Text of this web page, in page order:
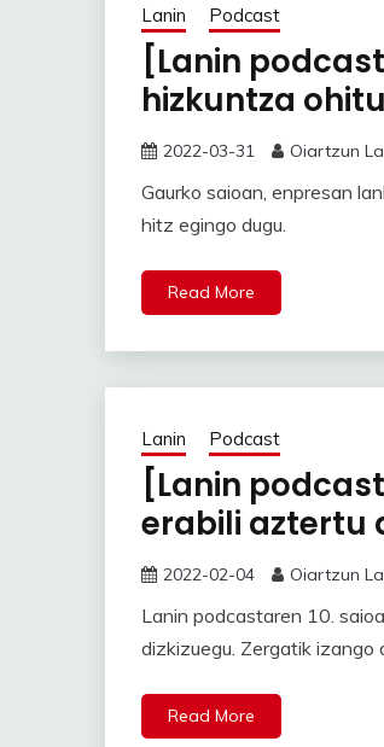
Lanin Podcast
[Lanin
hizkuntza
2022-03-31 Oiartzun
Gaurko saioan, enpresan
hitz egingo dugu.
Read More
Lanin Podcast
[Lanin
erabili aztertu
2022-02-04 Oiartzun
Lanin podcastaren 10.
dizkizuegu. Zergatik
Read More